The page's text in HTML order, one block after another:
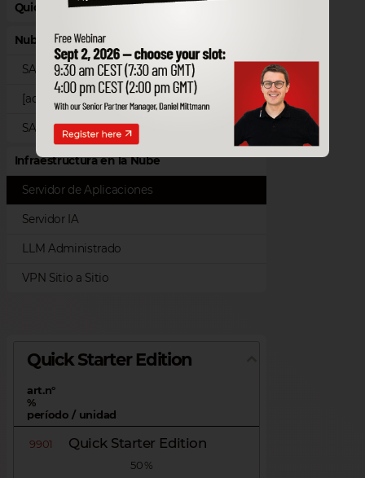
Quick Starter Edition
Nube Empresarial
SAP Business One Nube
[accantum]
SAP Customer Checkout
Infraestructura en la Nube
Servidor de Aplicaciones
Servidor IA
LLM Administrado
VPN Sitio a Sitio
Quick Starter Edition
art.n°
%
período / unidad
9901 Quick Starter Edition
50 %